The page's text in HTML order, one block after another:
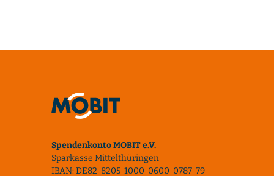
Spendenkonto MOBIT e.V.
Sparkasse Mittelthüringen
IBAN: DE82 8205 1000 0600 0787 79